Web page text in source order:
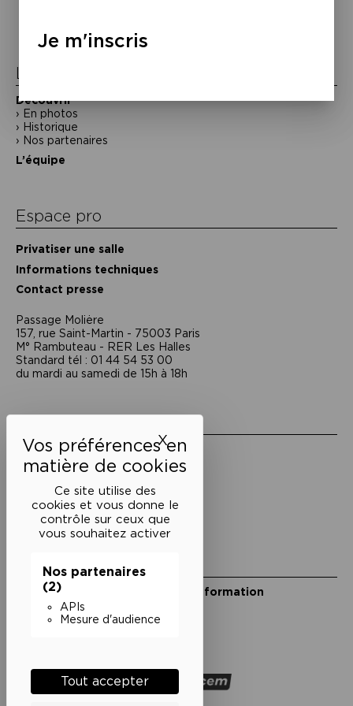
Ce site utilise des
cookies et vous donne le
contrôle sur ceux que
vous souhaitez activer
Nos partenaires
(2)
APIs
Mesure d'audience
Tout accepter
XMasquer le bandeau des
l’article
La Maison de la Poésie
Découvrir
En photos
Historique
Nos partenaires
L’équipe
Espace pro
Privatiser une salle
Informations techniques
Contact presse
Passage Moliėre
157, rue Saint-Martin - 75003 Paris
M° Rambuteau - RER Les Halles
Standard tél : 01 44 54 53 00
du mardi au samedi de 15h à 18h
Mentions légales
Politique de confidentialité
Conditions générales de vente
Cookies
Restons en lien
Inscrivez-vous à notre lettre d’information
Suivez-nous sur les réseaux
Je m'inscris